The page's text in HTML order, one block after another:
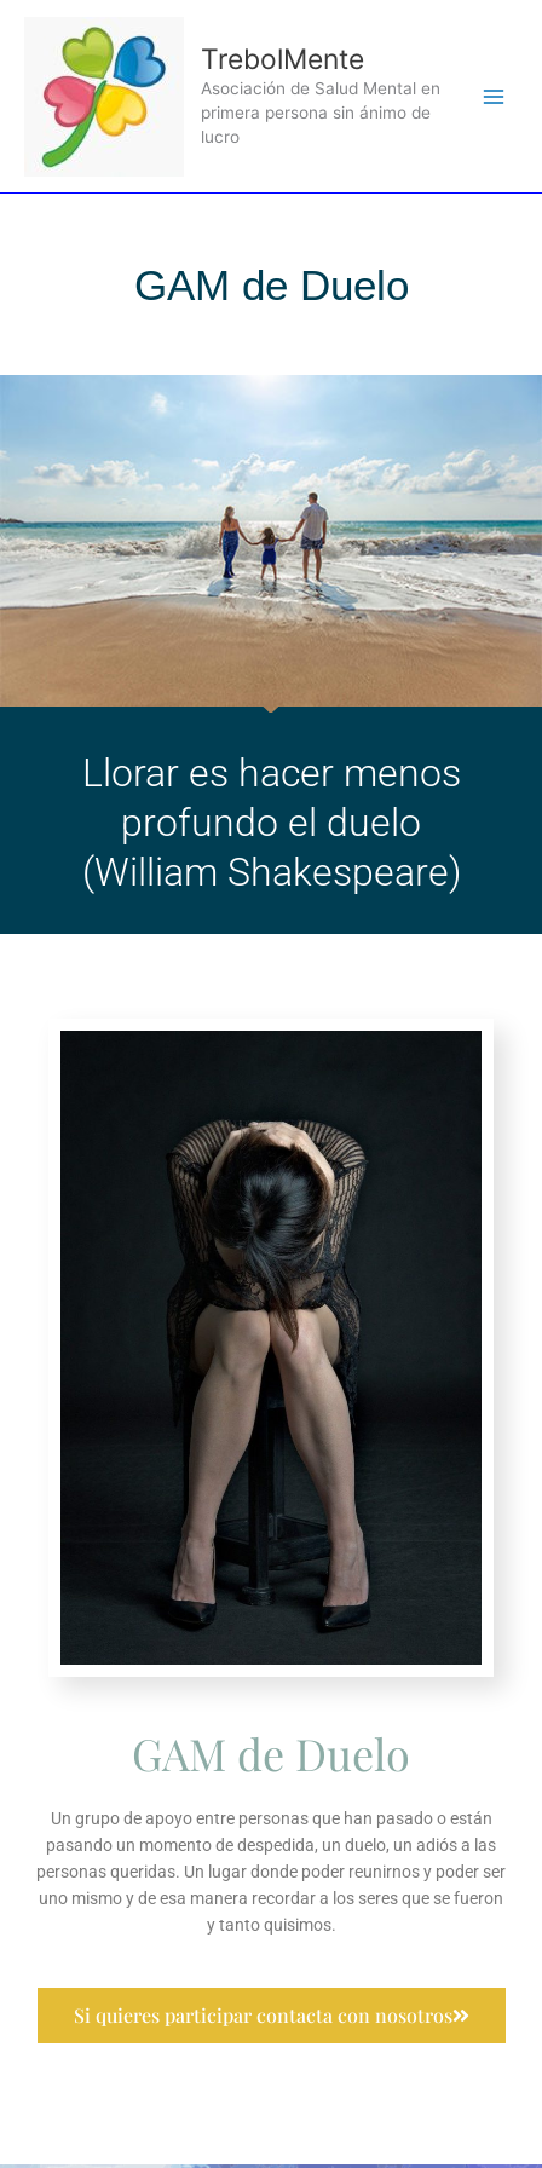
contenido
TrebolMente
Asociación de Salud Mental en
primera persona sin ánimo de
lucro
GAM de Duelo
Llorar es hacer menos
profundo el duelo
(William Shakespeare)
GAM de Duelo
Un grupo de apoyo entre personas que han pasado o están
pasando un momento de despedida, un duelo, un adiós a las
personas queridas. Un lugar donde poder reunirnos y poder ser
uno mismo y de esa manera recordar a los seres que se fueron
y tanto quisimos.
Si quieres participar contacta con nosotros